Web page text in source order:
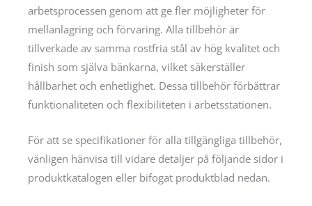
arbetsprocessen genom att ge fler möjligheter för
mellanlagring och förvaring. Alla tillbehör är
tillverkade av samma rostfria stål av hög kvalitet och
finish som själva bänkarna, vilket säkerställer
hållbarhet och enhetlighet. Dessa tillbehör förbättrar
funktionaliteten och flexibiliteten i arbetsstationen.
För att se specifikationer för alla tillgängliga tillbehör,
vänligen hänvisa till vidare detaljer på följande sidor i
produktkatalogen eller bifogat produktblad nedan.